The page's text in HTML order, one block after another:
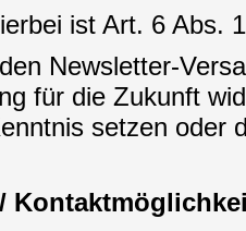
ist Art. 6 Abs.
Newsletter-
für die Zukunft
setzen oder